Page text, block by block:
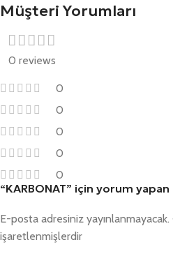
Müşteri Yorumları
0 reviews
0
0
0
0
0
“KARBONAT” için yorum
E-posta adresiniz yayınlanmayacak.
işaretlenmişlerdir